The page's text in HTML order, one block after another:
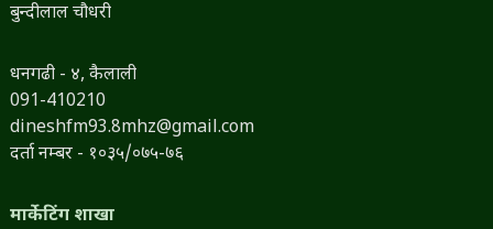
बुन्दीलाल चौधरी
धनगढी - ४, कैलाली
091-410210
dineshfm93.8mhz@gmail.com
दर्ता नम्बर - १०३५/०७५-७६
मार्केटिंग शाखा